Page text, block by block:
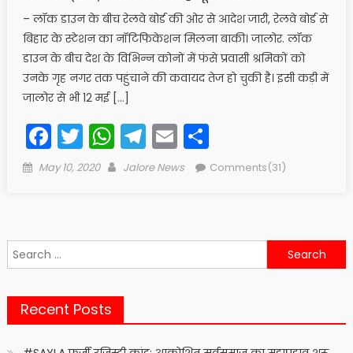
– लॉक डाउन के बीच रेलवे बोर्ड की ओर से आदेश जारी, रेलवे बोर्ड से
बिहार के स्टेशन का नॉटिफिकेशन मिलना बाकी। जालोर. लॉक
डाउन के बीच देश के विभिन्न कोनों में फंसे प्रवासी श्रमिकों को
उनके गृह नगर तक पहुंचाने की कवायद तेज हो चुकी है। इसी कड़ी में
जालोर से भी 12 मई […]
Facebook
Twitter
WhatsApp
Telegram
EmailShare
Posted
May 10, 2020 Author
Jalore News Comments(31)
Search
for:
Recent Posts